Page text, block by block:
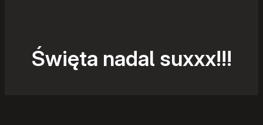
Święta nadal suxxx!!!